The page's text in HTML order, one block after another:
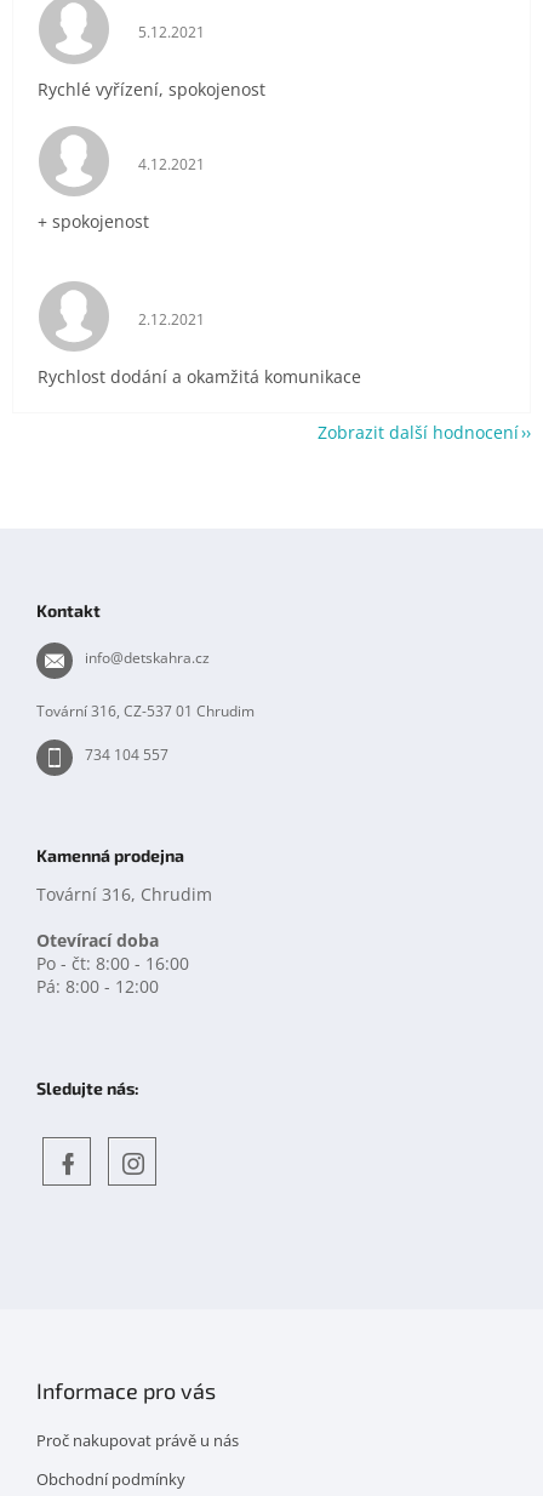
Hodnocení obchodu je 5 z 5 hvězdiček.
5.12.2021
Rychlé vyřízení, spokojenost
Hodnocení obchodu je 5 z 5 hvězdiček.
4.12.2021
+ spokojenost
Hodnocení obchodu je 5 z 5 hvězdiček.
2.12.2021
Rychlost dodání a okamžitá komunikace
Zobrazit další hodnocení
Kontakt
info@detskahra.cz
Tovární 316, CZ-537 01 Chrudim
734 104 557
Kamenná prodejna
Tovární 316, Chrudim
Otevírací doba
Po - čt: 8:00 - 16:00
Pá: 8:00 - 12:00
Sledujte nás:
Informace pro vás
Proč nakupovat právě u nás
Obchodní podmínky